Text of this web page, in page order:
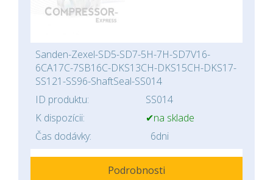
Sanden-Zexel-SD5-SD7-5H-7H-SD7V16-
6CA17C-7SB16C-DKS13CH-DKS15CH-DKS17-
SS121-SS96-ShaftSeal-SS014
ID produktu:
SS014
K dispozícii:
✔na sklade
Čas dodávky:
6dni
Podrobnosti